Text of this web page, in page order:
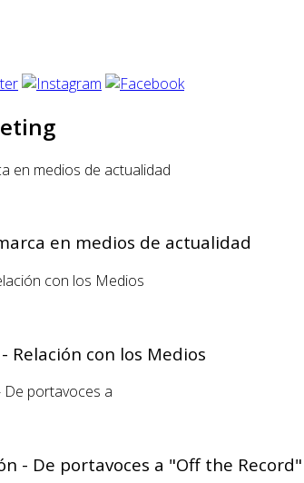
en medios de actualidad
Relación con los Medios
- De portavoces a "Off the Record"